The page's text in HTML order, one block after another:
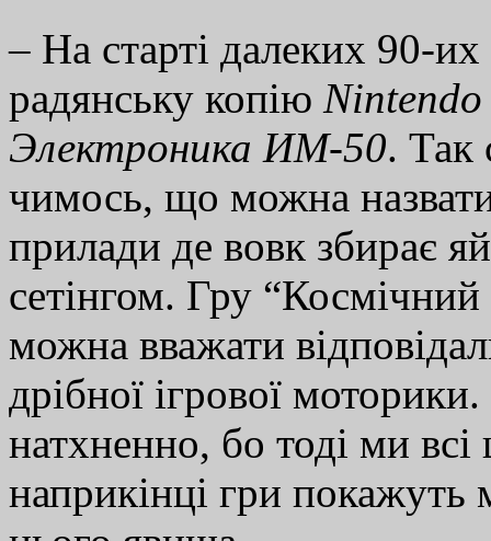
– На старті далеких 90-их
радянську копію Nintendo
Электроника ИМ-50. Так
чимось, що можна
прилади де вовк збирає
сетінгом. Гру
можна вважати
дрібної ігрової
натхненно, бо тоді ми
наприкінці гри покажуть